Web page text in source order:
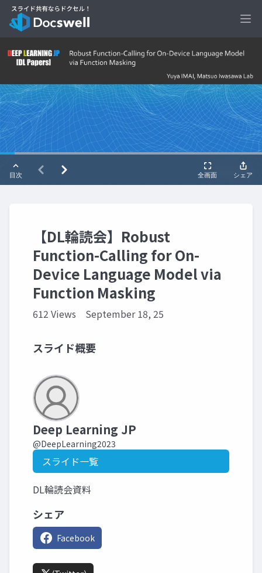
【DL輪読会】Robust
Function-Calling for On-
Device Language Model via
Function Masking
612 Views September 18, 25
スライド概要
Deep Learning JP
@DeepLearning2023
スライド一覧
DL輪読会資料
シェア
Facebook